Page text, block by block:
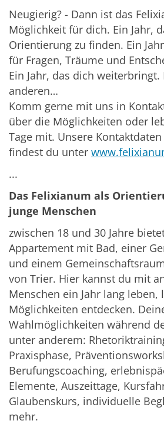
Neugierig? - Dann ist das
Möglichkeit für dich. Ein Jahr,
Orientierung zu finden. Ein
für Fragen, Träume und
Ein Jahr, das dich weiterbringt.
anderen…
Komm gerne mit uns in
über die Möglichkeiten oder
Tage mit. Unsere
findest du unter
...
Das Felixianum als
junge Menschen
zwischen 18 und 30 Jahre
Appartement mit Bad, einer
und einem
von Trier. Hier kannst du mit
Menschen ein Jahr lang leben,
Möglichkeiten entdecken.
Wahlmöglichkeiten während
unter anderem:
Praxisphase,
Berufungscoaching,
Elemente, Auszeittage,
Glaubenskurs, individuelle
mehr.